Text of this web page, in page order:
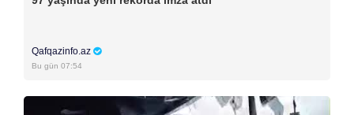
Qafqazinfo.az
Bu gün 07:54